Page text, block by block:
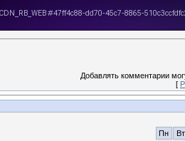
Добавлять комментарии
[
Пн
Вт